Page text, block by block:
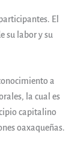
El
su labor y su
a
la cual es
capitalino
oaxaqueñas.